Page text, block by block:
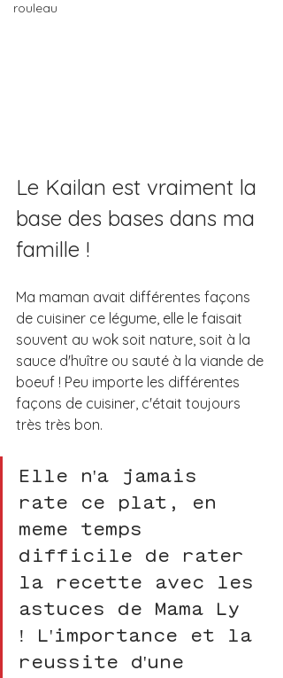
rouleau
Le Kailan est vraiment la
base des bases dans ma
famille !
Ma maman avait différentes façons
de cuisiner ce légume, elle le faisait
souvent au wok soit nature, soit à la
sauce d'huître ou sauté à la viande de
boeuf ! Peu importe les différentes
façons de cuisiner, c'était toujours
très très bon.
Elle n'a jamais
raté ce plat, en
même temps
difficile de rater
la recette avec les
astuces de Mama Ly
! L'importance et la
réussite d'une